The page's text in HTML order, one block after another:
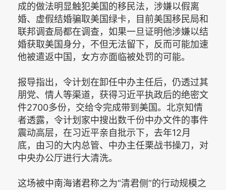
成的做法明显触犯美国的移民法，涉嫌以假离
婚、虚假结婚骗取美国绿卡，目前美国移民局和
联邦调查局都在调查，如果一旦证明他涉嫌以结
婚获取美国身分，不但无法留下，反而可能加速
他被遣返中国，女方亦面临被处罚的可能。
报导指出，令计划在卸任中办主任后，仍透过其
朋党、情人等渠道，获得习近平执政后的绝密文
件2700多份，交给令完成带到美国。北京知情
者透露，令计划家中搜出数千份中办文件的事件
震动高层，在习近平亲自批示下，去年12月
底，由习的大内总管、中办主任栗战书操刀，对
中央办公厅进行大清洗。
这场被中南海诸君称之为“清君侧”的行动规模之